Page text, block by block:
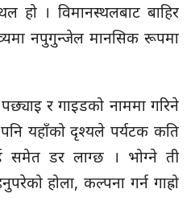
हो । विमानस्थलबाट बाहिर
नपुगुन्जेल मानसिक रूपमा
र गाइडको नाममा गरिने
पनि यहाँको दृश्यले पर्यटक कति
समेत डर लाग्छ । भोग्ने ती
होला, कल्पना गर्न गाह्रो